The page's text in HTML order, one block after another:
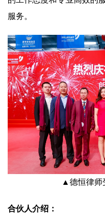
服务。
▲德恒律师
合伙人介绍：